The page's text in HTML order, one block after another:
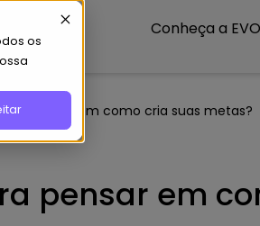
os
Conheça a EVO
pensar em como cria suas metas?
pensar em